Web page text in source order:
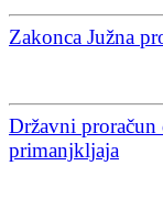
Zakonca Južna
Državni
primanjkljaja